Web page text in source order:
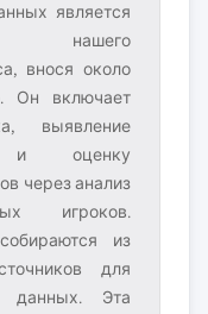
является
нашего
внося около
Он включает
выявление
и оценку
через анализ
игроков.
из
для
данных. Эта